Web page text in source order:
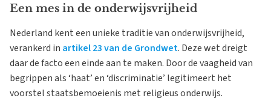
Een mes in de onderwijsvrijheid
Nederland kent een unieke traditie van onderwijsvrijheid,
verankerd in artikel 23 van de Grondwet. Deze wet dreigt
daar de facto een einde aan te maken. Door de vaagheid van
begrippen als ‘haat’ en ‘discriminatie’ legitimeert het
voorstel staatsbemoeienis met religieus onderwijs.